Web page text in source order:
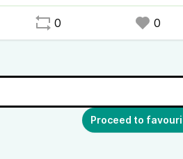
0 0
Proceed to